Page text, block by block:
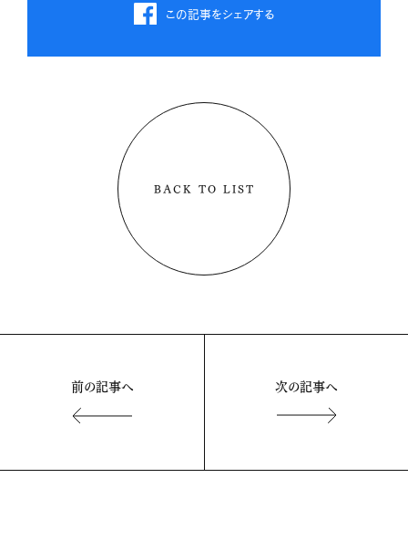
この記事をシェアする
BACK TO LIST
前の記事へ 次の記事へ